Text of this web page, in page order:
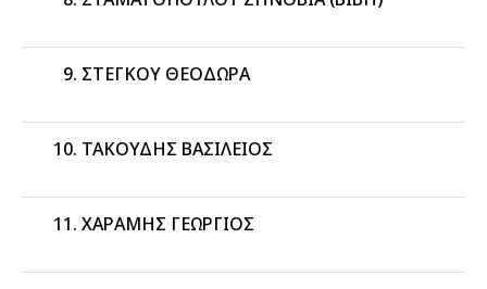
ΣΤΕΓΚΟΥ ΘΕΟΔΩΡΑ
ΤΑΚΟΥΔΗΣ ΒΑΣΙΛΕΙΟΣ
ΧΑΡΑΜΗΣ ΓΕΩΡΓΙΟΣ